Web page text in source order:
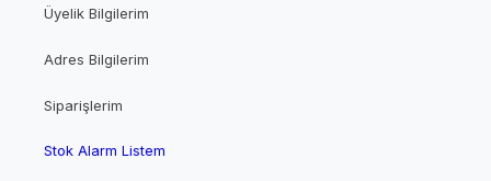
Üyelik Bilgilerim
Adres Bilgilerim
Siparişlerim
Stok Alarm Listem